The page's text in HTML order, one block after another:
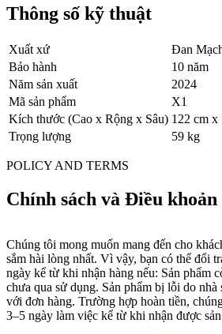
Thông số kỹ thuật
Xuất xứ
Đan
Bảo hành
10 năm
Năm sản xuất
2024
Mã sản phẩm
X1
Kích thước (Cao x Rộng x Sâu) 122 cm x
Trọng lượng
59 kg
POLICY AND TERMS
Chính sách và Điều khoản
Chúng tôi mong muốn mang đến cho
sắm hài lòng nhất. Vì vậy, bạn có thể đổi
ngày kể từ khi nhận hàng nếu: Sản phẩm
chưa qua sử dụng. Sản phẩm bị lỗi do nhà
với đơn hàng. Trường hợp hoàn tiền,
3–5 ngày làm việc kể từ khi nhận được